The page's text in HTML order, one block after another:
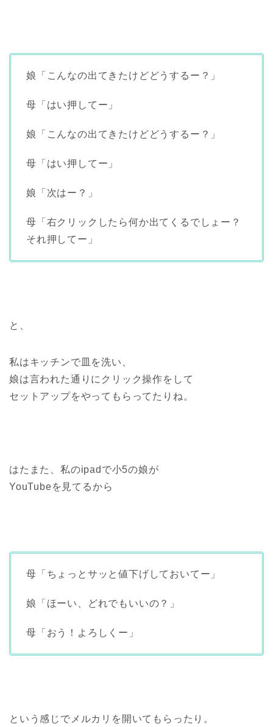
娘「こんなの出てきたけどどうするー？」
母「はい押してー」
娘「こんなの出てきたけどどうするー？」
母「はい押してー」
娘「次はー？」
母「右クリックしたら何か出てくるでしょー？
それ押してー」
と、
私はキッチンで皿を洗い、
娘は言われた通りにクリック操作をして
セットアップをやってもらってたりね。
はたまた、私のipadで小5の娘が
YouTubeを見てるから
母「ちょっとサッと値下げしておいてー」
娘「ほーい、どれでもいいの？」
母「おう！よろしくー」
という感じでメルカリを開いてもらったり。